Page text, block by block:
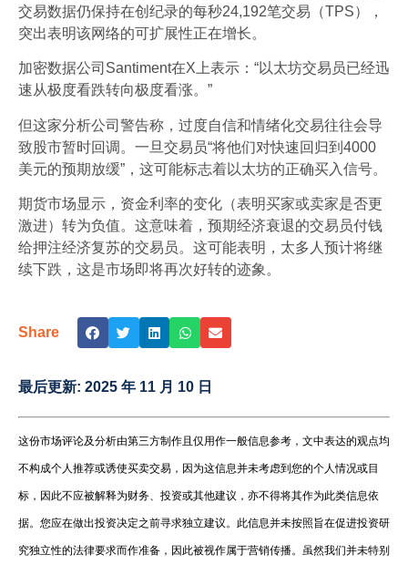
交易数据仍保持在创纪录的每秒24,192笔交易（TPS），
突出表明该网络的可扩展性正在增长。
加密数据公司Santiment在X上表示：“以太坊交易员已经迅
速从极度看跌转向极度看涨。”
但这家分析公司警告称，过度自信和情绪化交易往往会导
致股市暂时回调。一旦交易员“将他们对快速回归到4000
美元的预期放缓”，这可能标志着以太坊的正确买入信号。
期货市场显示，资金利率的变化（表明买家或卖家是否更
激进）转为负值。这意味着，预期经济衰退的交易员付钱
给押注经济复苏的交易员。这可能表明，太多人预计将继
续下跌，这是市场即将再次好转的迹象。
Share
最后更新: 2025 年 11 月 10 日
这份市场评论及分析由第三方制作且仅用作一般信息参考，文中表达的观点均
不构成个人推荐或诱使买卖交易，因为这信息并未考虑到您的个人情况或目
标，因此不应被解释为财务、投资或其他建议，亦不得将其作为此类信息依
据。您应在做出投资决定之前寻求独立建议。此信息并未按照旨在促进投资研
究独立性的法律要求而作准备，因此被视作属于营销传播。虽然我们并未特别